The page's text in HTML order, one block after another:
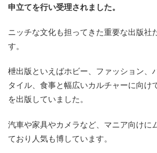
申立てを行い受理されました。
ニッチな文化も担ってきた重要な出版社
す。
枻出版といえばホビー、ファッション、
タイル、食事と幅広いカルチャーに向け
を出版していました。
汽車や家具やカメラなど、マニア向けに
ており人気も博しています。